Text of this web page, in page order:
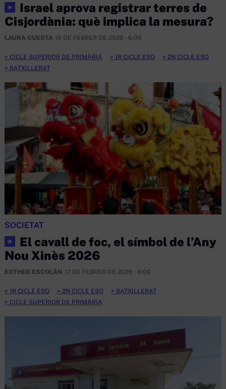
★
Israel aprova registrar terres de
Cisjordània: què implica la mesura?
LAURA CUESTA 18 DE FEBRER DE 2026 · 6:00
CICLE SUPERIOR DE PRIMÀRIA 1R CICLE ESO
2N CICLE ESO
BATXILLERAT
SOCIETAT
★
El cavall de foc, el símbol de l’Any
Nou Xinès 2026
ESTHER ESCOLÁN 17 DE FEBRER DE 2026 · 6:00
1R CICLE ESO 2N CICLE ESO
BATXILLERAT
CICLE SUPERIOR DE PRIMÀRIA